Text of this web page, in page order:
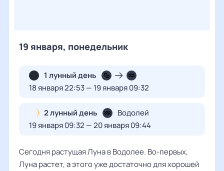
19 января, понедельник
1 лунный день
18 января 22:53 — 19 января 09:32
2 лунный день
Водолей
19 января 09:32 — 20 января 09:44
Сегодня растущая Луна в Водолее. Во-первых,
Луна растет, а этого уже достаточно для хорошей